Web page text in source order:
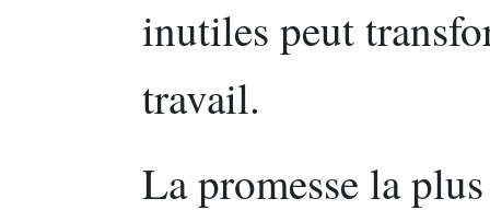
inutiles peut
travail.
La promesse la